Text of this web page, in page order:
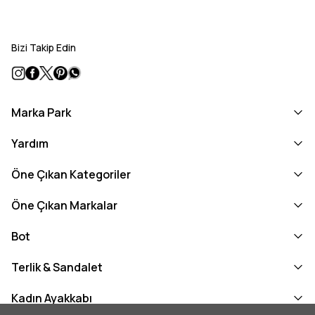
Bizi Takip Edin
Marka Park
Yardım
Öne Çıkan Kategoriler
Öne Çıkan Markalar
Bot
Terlik & Sandalet
Kadın Ayakkabı